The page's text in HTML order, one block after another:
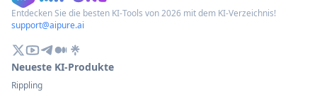
Entdecken Sie die besten KI-Tools von 2026 mit dem KI-Verzeichnis!
support@aipure.ai
Neueste KI-Produkte
Rippling